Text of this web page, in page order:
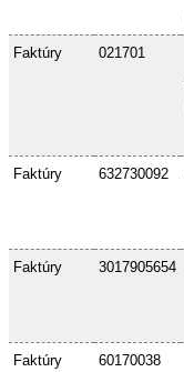
Faktúry 021701
Faktúry 632730092
Faktúry 3017905654
Faktúry 60170038